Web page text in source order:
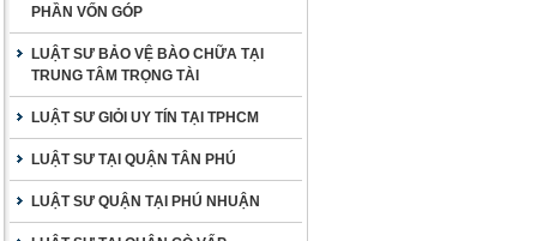
PHẦN VỐN GÓP
LUẬT SƯ BẢO VỆ BÀO CHỮA TẠI
TRUNG TÂM TRỌNG TÀI
LUẬT SƯ GIỎI UY TÍN TẠI TPHCM
LUẬT SƯ TẠI QUẬN TÂN PHÚ
LUẬT SƯ QUẬN TẠI PHÚ NHUẬN